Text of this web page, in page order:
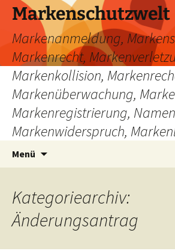
Zum
Inhalt
springen
Markenschutzwelt
Markenanmeldung,
Markenrecht,
Markenkollision,
Markenüberwachung,
Markenregistrierung,
Markenwiderspruch,
Menü
Kategoriearchiv:
Änderungsantrag